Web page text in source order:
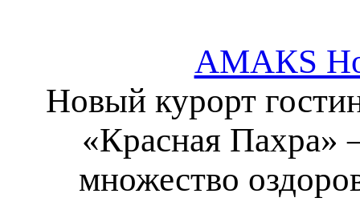
АМАКS
Новый курорт
«Красная Пахра»
множество